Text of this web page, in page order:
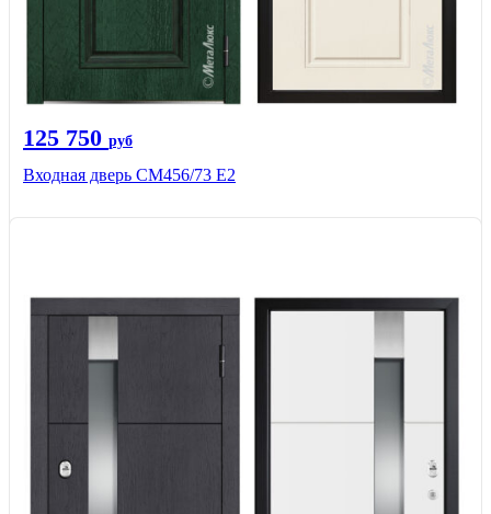
125 750 руб
Входная дверь СМ456/73 Е2